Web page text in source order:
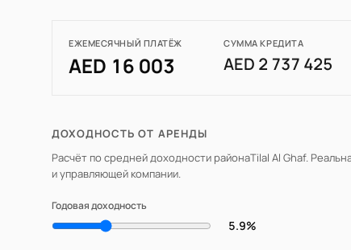
ЕЖЕМЕСЯЧНЫЙ ПЛАТЁЖ
AED 16 003
СУММА КРЕДИТА
AED 2 737 425
ДОХОДНОСТЬ ОТ АРЕНДЫ
Расчёт по средней доходности районаTilal Al Ghaf.
и управляющей компании.
Годовая доходность
5.9%